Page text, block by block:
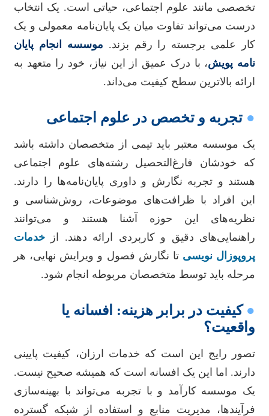
تخصصی مانند علوم اجتماعی، حیاتی است. یک انتخاب
درست می‌تواند تفاوت میان یک پایان‌نامه معمولی و یک
کار علمی برجسته را رقم بزند. موسسه انجام پایان
نامه پویش، با درک عمیق از این نیاز، خود را متعهد به
ارائه بالاترین سطح کیفیت می‌داند.
● تجربه و تخصص در علوم اجتماعی
یک موسسه معتبر باید تیمی از متخصصان داشته باشد
که خودشان فارغ‌التحصیل رشته‌های علوم اجتماعی
هستند و تجربه نگارش و داوری پایان‌نامه‌ها را دارند.
این افراد با ظرافت‌های موضوعات، روش‌شناسی و
نظریه‌های این حوزه آشنا هستند و می‌توانند
راهنمایی‌های دقیق و کاربردی ارائه دهند. از خدمات
پروپوزال نویسی تا نگارش فصول و ویرایش نهایی، هر
مرحله باید توسط متخصصان مربوطه انجام شود.
● کیفیت در برابر هزینه: افسانه یا
واقعیت؟
تصور رایج این است که خدمات ارزان، کیفیت پایینی
دارند. اما این یک افسانه است که همیشه صحیح نیست.
یک موسسه کارآمد و با تجربه می‌تواند با بهینه‌سازی
فرآیندها، مدیریت منابع و استفاده از شبکه گسترده